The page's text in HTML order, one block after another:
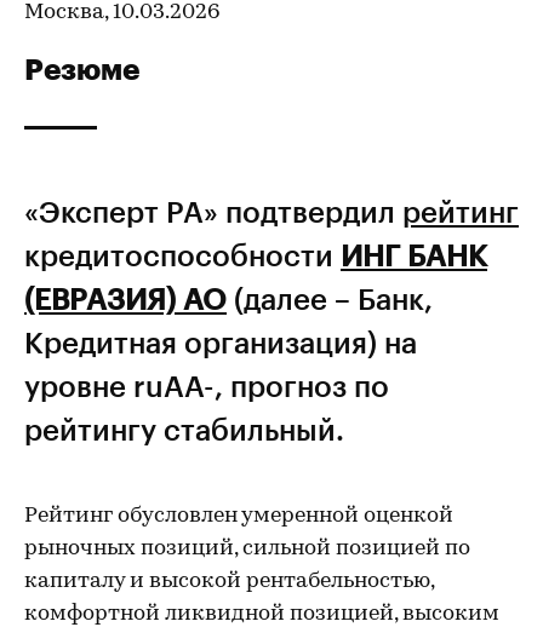
Москва, 10.03.2026
Резюме
«Эксперт РА» подтвердил рейтинг
кредитоспособности ИНГ БАНК
(ЕВРАЗИЯ) АО (далее – Банк,
Кредитная организация) на
уровне ruАА-, прогноз по
рейтингу стабильный.
Рейтинг обусловлен умеренной оценкой
рыночных позиций, сильной позицией по
капиталу и высокой рентабельностью,
комфортной ликвидной позицией, высоким